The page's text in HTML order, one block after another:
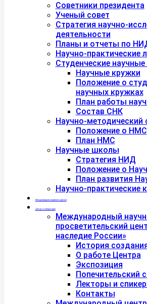
Советники президента
Ученый совет
Стратегия научно-
деятельности
Планы и отчеты по
Научно-практические
Студенческие
Научные кружки
Положение о
научных кружках
План работы
Состав СНК
Научно-методический
Положение о НМС
План НМС
Научные школы
Стратегия НИД
Положение о
План развития
Научно-практические
Международная академия туризма
Центры и лаборатории
Международный
просветительский
наследие России»
История
О работе Центра
Экспозиция
Попечительский
Лекторы и
Контакты